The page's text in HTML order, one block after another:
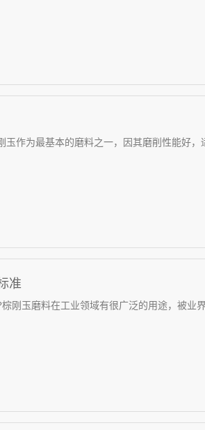
玉作为最基本的磨料之一，因其磨削性能好
准
刚玉磨料在工业领域有很广泛的用途，被业